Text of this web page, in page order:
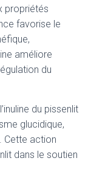
propriétés
favorise le
améliore
du
du pissenlit
glucidique,
Cette action
dans le soutien